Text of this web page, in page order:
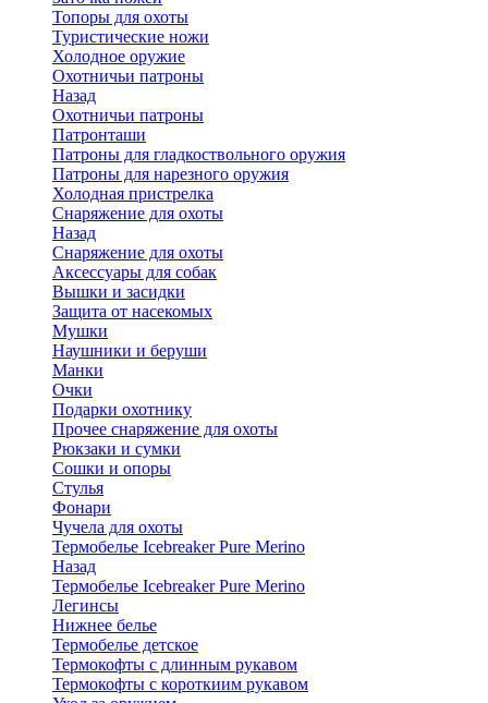
Топоры для охоты
Туристические ножи
Холодное оружие
Охотничьи патроны
Назад
Охотничьи патроны
Патронташи
Патроны для гладкоствольного оружия
Патроны для нарезного оружия
Холодная пристрелка
Снаряжение для охоты
Назад
Снаряжение для охоты
Аксессуары для собак
Вышки и засидки
Защита от насекомых
Мушки
Наушники и беруши
Манки
Очки
Подарки охотнику
Прочее снаряжение для охоты
Рюкзаки и сумки
Сошки и опоры
Стулья
Фонари
Чучела для охоты
Термобелье Icebreaker Pure Merino
Назад
Термобелье Icebreaker Pure Merino
Легинсы
Нижнее белье
Термобелье детское
Термокофты с длинным рукавом
Термокофты с короткиим рукавом